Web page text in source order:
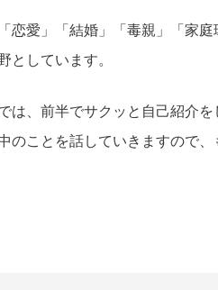
恋愛」「結婚」「毒親」「家
としています。
は、前半でサクッと自己紹介
のことを話していきますので